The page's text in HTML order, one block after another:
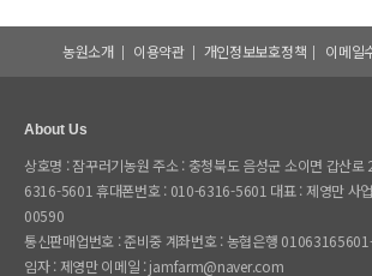
농원소개 이용약관 개인정보보호정책 이메일
About Us
상호명 : 잠꾸러기농원 주소 : 충청북도 음성군 소이면 갑산
6316-5601 휴대폰번호 : 010-6316-5601 대표 : 제영만 사
00590
통신판매업번호 : 준비중 계좌번호 : 농협은행
임자 : 제영만 이메일 : jamfarm@naver.com